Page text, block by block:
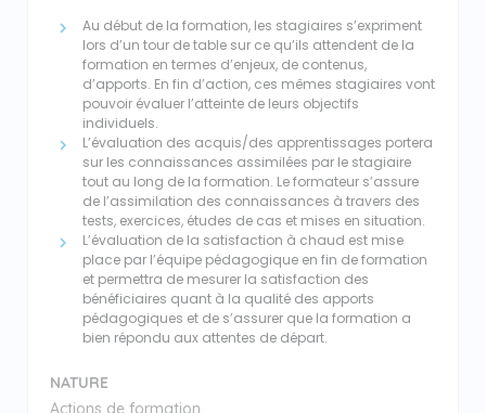
Au début de la formation, les stagiaires s’expriment
lors d’un tour de table sur ce qu’ils attendent de la
formation en termes d’enjeux, de contenus,
d’apports. En fin d’action, ces mêmes stagiaires vont
pouvoir évaluer l’atteinte de leurs objectifs
individuels.
L’évaluation des acquis/des apprentissages portera
sur les connaissances assimilées par le stagiaire
tout au long de la formation. Le formateur s’assure
de l’assimilation des connaissances à travers des
tests, exercices, études de cas et mises en situation.
L’évaluation de la satisfaction à chaud est mise
place par l’équipe pédagogique en fin de formation
et permettra de mesurer la satisfaction des
bénéficiaires quant à la qualité des apports
pédagogiques et de s’assurer que la formation a
bien répondu aux attentes de départ.
NATURE
Actions de formation.